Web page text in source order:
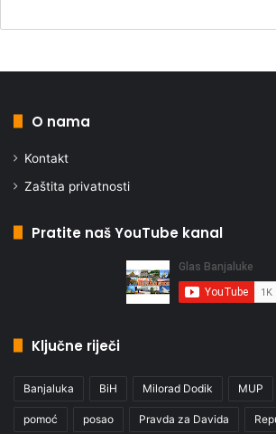
O nama
Kontakt
Zaštita privatnosti
Pratite naš YouTube kanal
Ključne riječi
Banjaluka BiH Milorad Dodik MUP
pomoć posao Pravda za Davida